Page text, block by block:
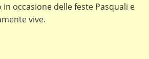
occasione delle feste Pasquali e
vive.